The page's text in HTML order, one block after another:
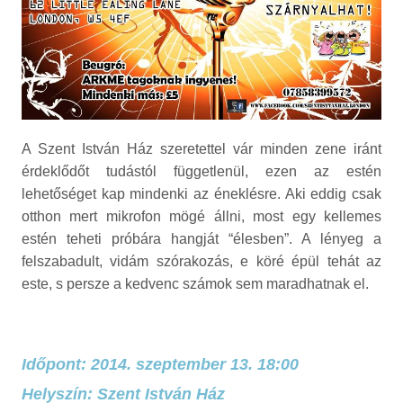
A Szent István Ház szeretettel vár minden zene iránt
érdeklődőt tudástól függetlenül, ezen az estén
lehetőséget kap mindenki az éneklésre. Aki eddig csak
otthon mert mikrofon mögé állni, most egy kellemes
estén teheti próbára hangját “élesben”. A lényeg a
felszabadult, vidám szórakozás, e köré épül tehát az
este, s persze a kedvenc számok sem maradhatnak el.
Időpont: 2014. szeptember 13. 18:00
Helyszín: Szent István Ház